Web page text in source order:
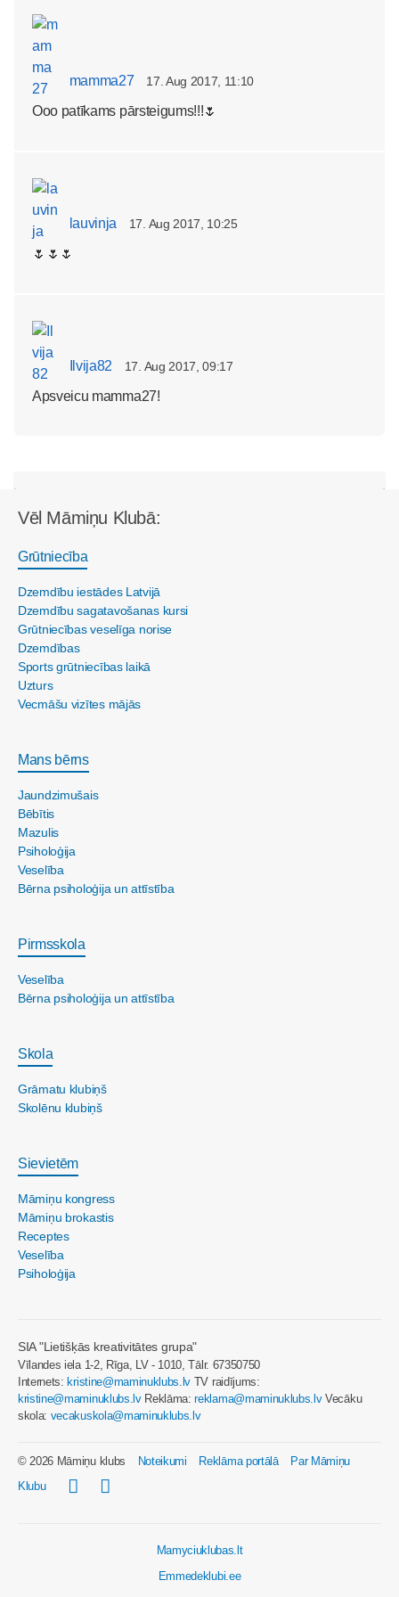
mamma27 17. Aug 2017, 11:10
Ooo patīkams pārsteigums!!!🌷
lauvinja 17. Aug 2017, 10:25
🌷🌷🌷
Ilvija82 17. Aug 2017, 09:17
Apsveicu mamma27!
Vēl Māmiņu Klubā:
Grūtniecība
Dzemdību iestādes Latvijā
Dzemdību sagatavošanas kursi
Grūtniecības veselīga norise
Dzemdības
Sports grūtniecības laikā
Uzturs
Vecmāšu vizītes mājās
Mans bērns
Jaundzimušais
Bēbītis
Mazulis
Psiholoģija
Veselība
Bērna psiholoģija un attīstība
Pirmsskola
Veselība
Bērna psiholoģija un attīstība
Skola
Grāmatu klubiņš
Skolēnu klubiņš
Sievietēm
Māmiņu kongress
Māmiņu brokastis
Receptes
Veselība
Psiholoģija
SIA "Lietišķās kreativitātes grupa"
Vīlandes iela 1-2, Rīga, LV - 1010, Tālr. 67350750
Internets:kristine@maminuklubs.lv TV raidījums:
kristine@maminuklubs.lvReklāma:reklama@maminuklubs.lvVecāku
skola: vecakuskola@maminuklubs.lv
© 2026 Māmiņu klubs Noteikumi Reklāma portālā
Par Māmiņu
Klubu
Mamyciuklubas.lt
Emmedeklubi.ee